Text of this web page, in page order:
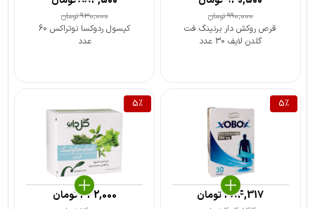
قرص روکش دار برنینگ فت
گلدن لایف 30 عدد
990,000تومان
کپسول ردوکسا نوتراکس 60
عدد
930,000تومان
5%
384,317تومان
5%
342,000تومان